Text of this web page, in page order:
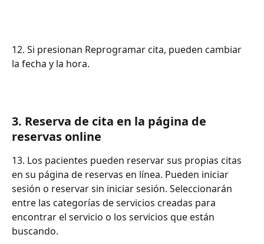
12. Si presionan Reprogramar cita, pueden cambiar
la fecha y la hora.
3. Reserva de cita en la página de
reservas online
13. Los pacientes pueden reservar sus propias citas
en su página de reservas en línea. Pueden iniciar
sesión o reservar sin iniciar sesión. Seleccionarán
entre las categorías de servicios creadas para
encontrar el servicio o los servicios que están
buscando.